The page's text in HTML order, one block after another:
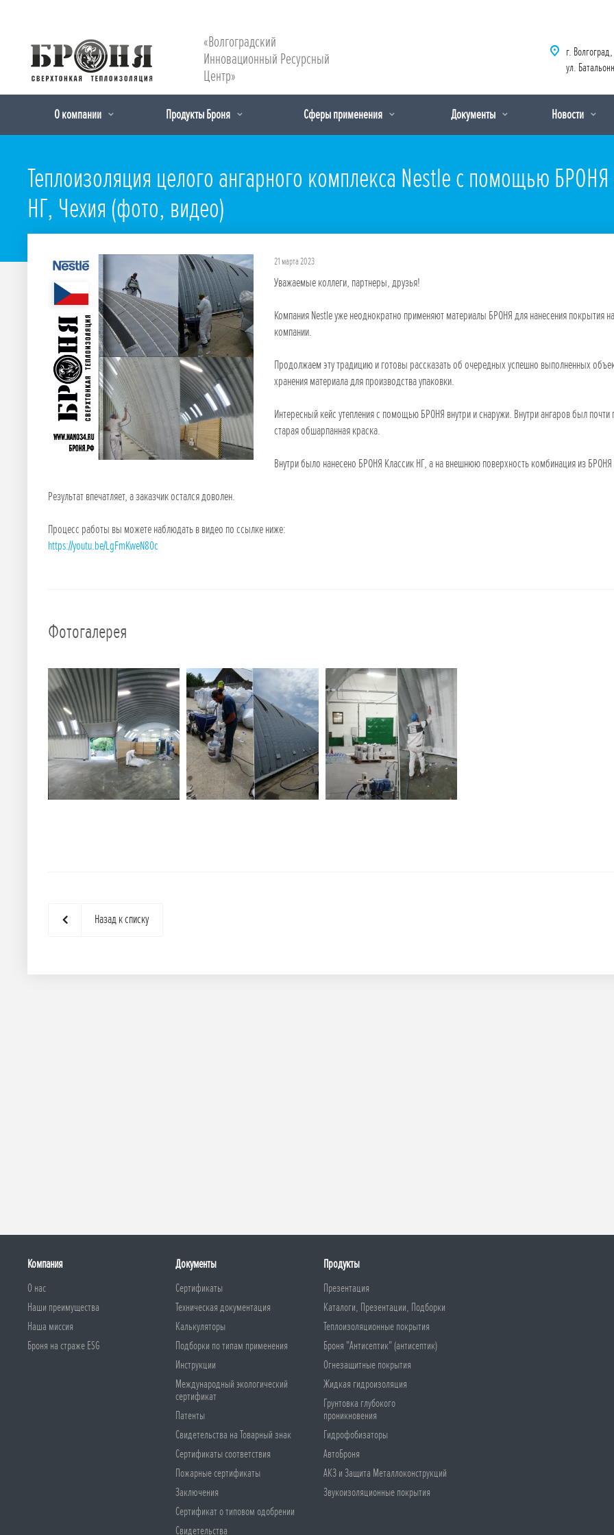
«Волгоградский
Инновационный Ресурсный
Центр»
г. Волгоград,
ул.
О компании Продукты Броня Сферы применения Документы Новости
Теплоизоляция целого ангарного комплекса Nestle с помощью
НГ, Чехия (фото, видео)
21 марта 2023
Уважаемые коллеги, партнеры, друзья!
Компания Nestle уже неоднократно применяют материалы БРОНЯ для нанесения покрытия
компании.
Продолжаем эту традицию и готовы рассказать об очередных успешно выполненных
хранения материала для производства упаковки.
Интересный кейс утепления с помощью БРОНЯ внутри и снаружи. Внутри ангаров был
старая обшарпанная краска.
Внутри было нанесено БРОНЯ Классик НГ, а на внешнюю поверхность комбинация из
Результат впечатляет, а заказчик остался доволен.
Процесс работы вы можете наблюдать в видео по ссылке ниже:
https://youtu.be/LgFmKweN80c
Фотогалерея
Назад к списку
Компания
О нас
Наши преимущества
Наша миссия
Броня на страже ESG
Документы
Сертификаты
Техническая документация
Калькуляторы
Подборки по типам применения
Инструкции
Международный экологический
сертификат
Патенты
Свидетельства на Товарный знак
Сертификаты соответствия
Пожарные сертификаты
Заключения
Сертификат о типовом одобрении
Свидетельства
Продукты
Презентация
Каталоги, Презентации, Подборки
Теплоизоляционные покрытия
Броня "Антисептик" (антисептик)
Огнезащитные покрытия
Жидкая гидроизоляция
Грунтовка глубокого
проникновения
Гидрофобизаторы
АвтоБроня
АКЗ и Защита Металлоконструкций
Звукоизоляционные покрытия